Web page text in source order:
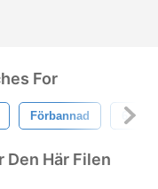
For
Förbannad 6
Den Här Filen